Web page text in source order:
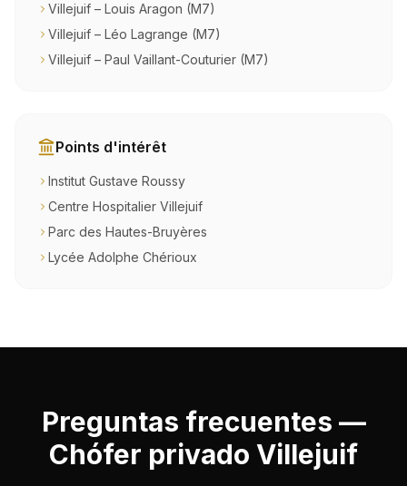
Villejuif – Louis Aragon (M7)
Villejuif – Léo Lagrange (M7)
Villejuif – Paul Vaillant-Couturier (M7)
Points d'intérêt
Institut Gustave Roussy
Centre Hospitalier Villejuif
Parc des Hautes-Bruyères
Lycée Adolphe Chérioux
Preguntas frecuentes —
Chófer privado Villejuif